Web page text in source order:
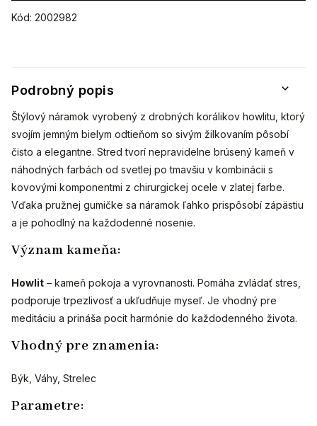
Kód: 2002982
Podrobný popis
Štýlový náramok vyrobený z drobných korálikov howlitu, ktorý
svojím jemným bielym odtieňom so sivým žilkovaním pôsobí
čisto a elegantne. Stred tvorí nepravidelne brúsený kameň v
náhodných farbách od svetlej po tmavšiu v kombinácii s
kovovými komponentmi z chirurgickej ocele v zlatej farbe.
Vďaka pružnej gumičke sa náramok ľahko prispôsobí zápästiu
a je pohodlný na každodenné nosenie.
Význam kameňa:
Howlit – kameň pokoja a vyrovnanosti. Pomáha zvládať stres,
podporuje trpezlivosť a ukľudňuje myseľ. Je vhodný pre
meditáciu a prináša pocit harmónie do každodenného života.
Vhodný pre znamenia:
Býk, Váhy, Strelec
Parametre: